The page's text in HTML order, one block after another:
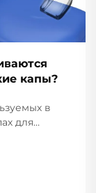
капы?
в
для